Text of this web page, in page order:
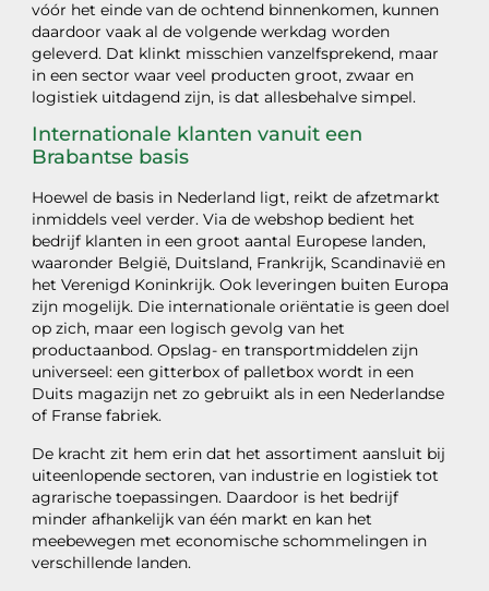
vóór het einde van de ochtend binnenkomen, kunnen
daardoor vaak al de volgende werkdag worden
geleverd. Dat klinkt misschien vanzelfsprekend, maar
in een sector waar veel producten groot, zwaar en
logistiek uitdagend zijn, is dat allesbehalve simpel.
Internationale klanten vanuit een
Brabantse basis
Hoewel de basis in Nederland ligt, reikt de afzetmarkt
inmiddels veel verder. Via de webshop bedient het
bedrijf klanten in een groot aantal Europese landen,
waaronder België, Duitsland, Frankrijk, Scandinavië en
het Verenigd Koninkrijk. Ook leveringen buiten Europa
zijn mogelijk. Die internationale oriëntatie is geen doel
op zich, maar een logisch gevolg van het
productaanbod. Opslag- en transportmiddelen zijn
universeel: een gitterbox of palletbox wordt in een
Duits magazijn net zo gebruikt als in een Nederlandse
of Franse fabriek.
De kracht zit hem erin dat het assortiment aansluit bij
uiteenlopende sectoren, van industrie en logistiek tot
agrarische toepassingen. Daardoor is het bedrijf
minder afhankelijk van één markt en kan het
meebewegen met economische schommelingen in
verschillende landen.